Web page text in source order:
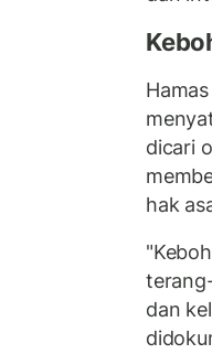
dicari
hak
dan